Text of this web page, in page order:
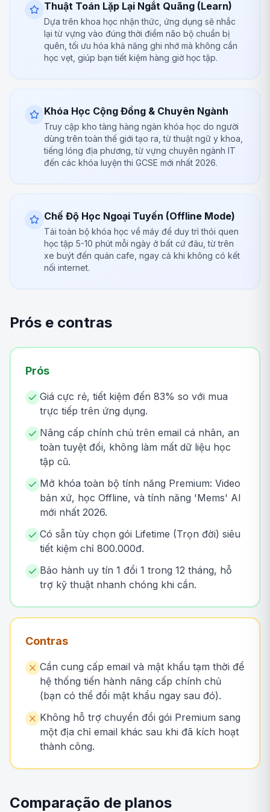
Thuật Toán Lặp Lại Ngắt Quãng (Learn)
Dựa trên khoa học nhận thức, ứng dụng sẽ nhắc
lại từ vựng vào đúng thời điểm não bộ chuẩn bị
quên, tối ưu hóa khả năng ghi nhớ mà không cần
học vẹt, giúp bạn tiết kiệm hàng giờ học tập.
Khóa Học Cộng Đồng & Chuyên Ngành
Truy cập kho tàng hàng ngàn khóa học do người
dùng trên toàn thế giới tạo ra, từ thuật ngữ y khoa,
tiếng lóng địa phương, từ vựng chuyên ngành IT
đến các khóa luyện thi GCSE mới nhất 2026.
Chế Độ Học Ngoại Tuyến (Offline Mode)
Tải toàn bộ khóa học về máy để duy trì thói quen
học tập 5-10 phút mỗi ngày ở bất cứ đâu, từ trên
xe buýt đến quán cafe, ngay cả khi không có kết
nối internet.
Prós e contras
Prós
Giá cực rẻ, tiết kiệm đến 83% so với mua
trực tiếp trên ứng dụng.
Nâng cấp chính chủ trên email cá nhân, an
toàn tuyệt đối, không làm mất dữ liệu học
tập cũ.
Mở khóa toàn bộ tính năng Premium: Video
bản xứ, học Offline, và tính năng 'Mems' AI
mới nhất 2026.
Có sẵn tùy chọn gói Lifetime (Trọn đời) siêu
tiết kiệm chỉ 800.000đ.
Bảo hành uy tín 1 đổi 1 trong 12 tháng, hỗ
trợ kỹ thuật nhanh chóng khi cần.
Contras
Cần cung cấp email và mật khẩu tạm thời để
hệ thống tiến hành nâng cấp chính chủ
(bạn có thể đổi mật khẩu ngay sau đó).
Không hỗ trợ chuyển đổi gói Premium sang
một địa chỉ email khác sau khi đã kích hoạt
thành công.
Comparação de planos